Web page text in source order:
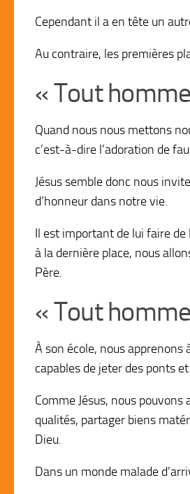
Cependant il a en tête un
Au contraire, les premières
« Tout
Quand nous nous mettons
c’est-à-dire l’adoration de
Jésus semble donc nous
d’honneur dans notre vie.
Il est important de lui faire de
à la dernière place, nous
Père.
« Tout
À son école, nous
capables de jeter des ponts
Comme Jésus, nous
qualités, partager biens
Dieu.
Dans un monde malade